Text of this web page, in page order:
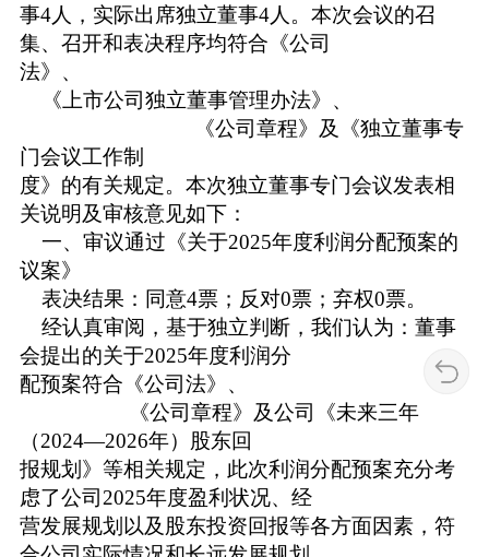
事4人，实际出席独立董事4人。本次会议的召
集、召开和表决程序均符合《公司
法》、
《上市公司独立董事管理办法》、
《公司章程》及《独立董事专
门会议工作制
度》的有关规定。本次独立董事专门会议发表相
关说明及审核意见如下：
一、审议通过《关于2025年度利润分配预案的
议案》
表决结果：同意4票；反对0票；弃权0票。
经认真审阅，基于独立判断，我们认为：董事
会提出的关于2025年度利润分
配预案符合《公司法》、
《公司章程》及公司《未来三年
（2024—2026年）股东回
报规划》等相关规定，此次利润分配预案充分考
虑了公司2025年度盈利状况、经
营发展规划以及股东投资回报等各方面因素，符